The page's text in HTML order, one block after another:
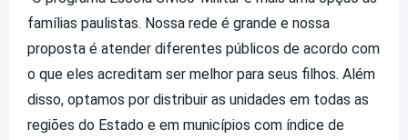
famílias paulistas. Nossa rede é grande e nossa
proposta é atender diferentes públicos de acordo com
o que eles acreditam ser melhor para seus filhos. Além
disso, optamos por distribuir as unidades em todas as
regiões do Estado e em municípios com índice de